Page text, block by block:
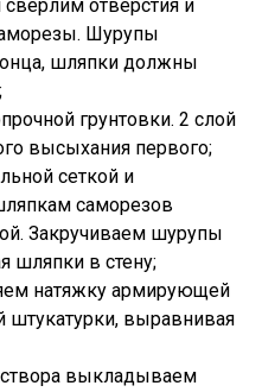
отверстия и
Шурупы
шляпки должны
грунтовки. 2 слой
высыхания первого;
сеткой и
саморезов
Закручиваем шурупы
шляпки в стену;
натяжку армирующей
штукатурки, выравнивая
выкладываем